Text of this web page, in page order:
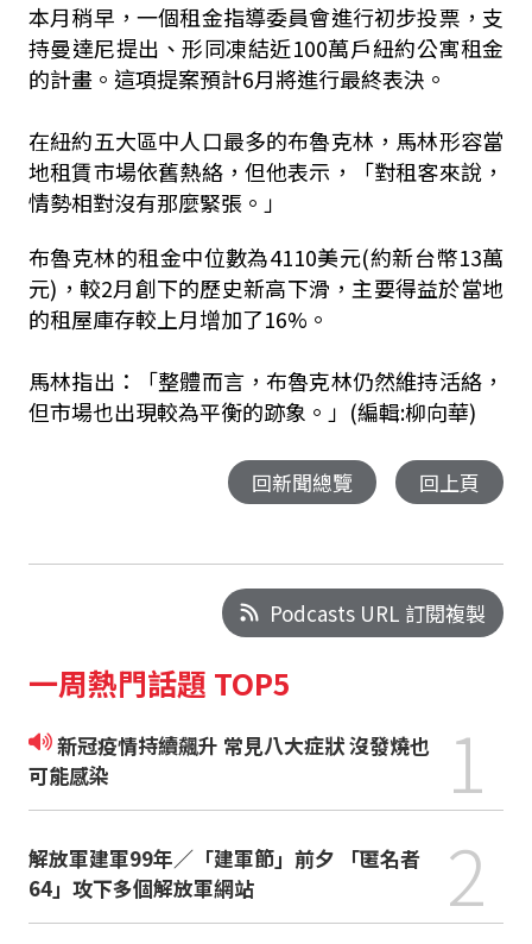
本月稍早，一個租金指導委員會進行初步投票，支
持曼達尼提出、形同凍結近100萬戶紐約公寓租金
的計畫。這項提案預計6月將進行最終表決。
在紐約五大區中人口最多的布魯克林，馬林形容當
地租賃市場依舊熱絡，但他表示，「對租客來說，
情勢相對沒有那麼緊張。」
布魯克林的租金中位數為4110美元(約新台幣13萬
元)，較2月創下的歷史新高下滑，主要得益於當地
的租屋庫存較上月增加了16%。
馬林指出：「整體而言，布魯克林仍然維持活絡，
但市場也出現較為平衡的跡象。」(編輯:柳向華)
回新聞總覽 回上頁
Podcasts URL 訂閱複製
一周熱門話題 TOP5
新冠疫情持續飆升 常見八大症狀 沒發燒也
可能感染
1
解放軍建軍99年／「建軍節」前夕 「匿名者
64」攻下多個解放軍網站
2